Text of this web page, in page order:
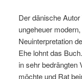
Der dänische
ungeheuer
Neuinterpretation
Ehe lohnt das
in sehr bedrängten
möchte und Rat